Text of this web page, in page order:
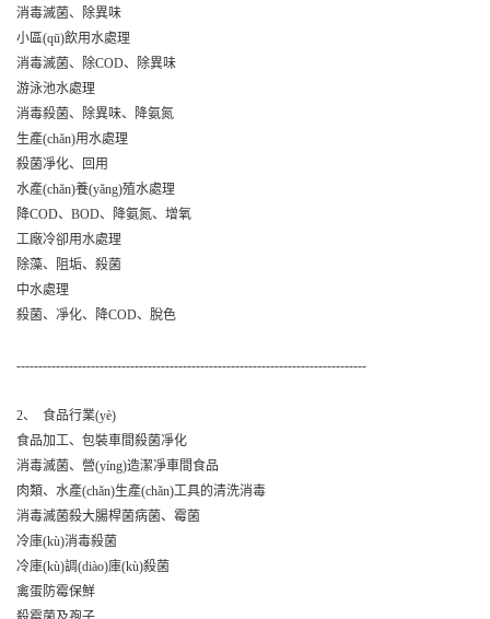
消毒滅菌、除異味
小區(qū)飲用水處理
消毒滅菌、除COD、除異味
游泳池水處理
消毒殺菌、除異味、降氨氮
生產(chǎn)用水處理
殺菌凈化、回用
水產(chǎn)養(yǎng)殖水處理
降COD、BOD、降氨氮、增氧
工廠冷卻用水處理
除藻、阻垢、殺菌
中水處理
殺菌、凈化、降COD、脫色
--------------------------------------------------------------------------------
2、 食品行業(yè)
食品加工、包裝車間殺菌凈化
消毒滅菌、營(yíng)造潔凈車間食品
肉類、水產(chǎn)生產(chǎn)工具的清洗消毒
消毒滅菌殺大腸桿菌病菌、霉菌
冷庫(kù)消毒殺菌
冷庫(kù)調(diào)庫(kù)殺菌
禽蛋防霉保鮮